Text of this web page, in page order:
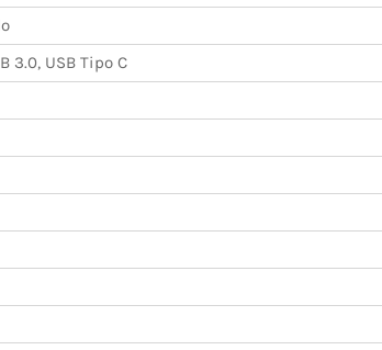
3.0, USB Tipo C